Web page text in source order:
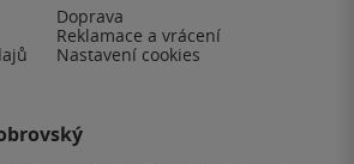
Doprava
Reklamace a vrácení
Nastavení cookies